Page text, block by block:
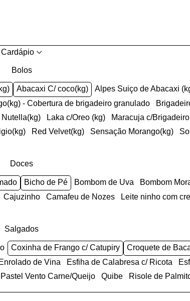
Cardápio
Bolos
Abacaxi C/ coco(kg) Alpes Suiço de Abacaxi
- Cobertura de brigadeiro granulado
Nutella(kg) Laka c/Oreo (kg) Maracuja c/
Red Velvet(kg) Sensação Morango(kg)
Doces
Bicho de Pé Bombom de Uva Bombom
Cajuzinho Camafeu de Nozes Leite ninho com
Salgados
Coxinha de Frango c/ Catupiry Croquete de
Enrolado de Vina Esfiha de Calabresa c/ Ricota
Pastel Vento Carne/Queijo Quibe Risole de